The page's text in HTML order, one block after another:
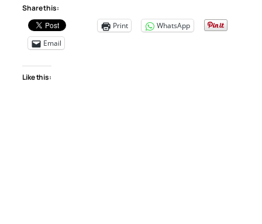
Share this:
Print
WhatsApp
Email
Like this: